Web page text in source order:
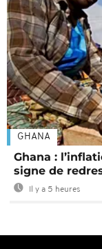
GHANA
Ghana :
signe de
Il y a 5 heures